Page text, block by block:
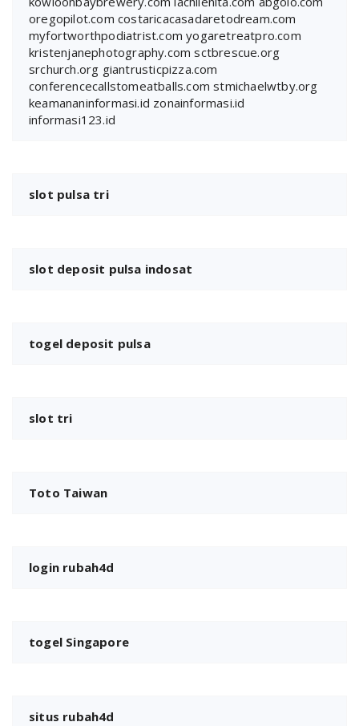
oregopilot.com costaricacasadaretodream.com
myfortworthpodiatrist.com yogaretreatpro.com
kristenjanephotography.com sctbrescue.org
srchurch.org giantrusticpizza.com
conferencecallstomeatballs.com stmichaelwtby.org
keamananinformasi.id zonainformasi.id
informasi123.id
slot pulsa tri
slot deposit pulsa indosat
togel deposit pulsa
slot tri
Toto Taiwan
login rubah4d
togel Singapore
situs rubah4d